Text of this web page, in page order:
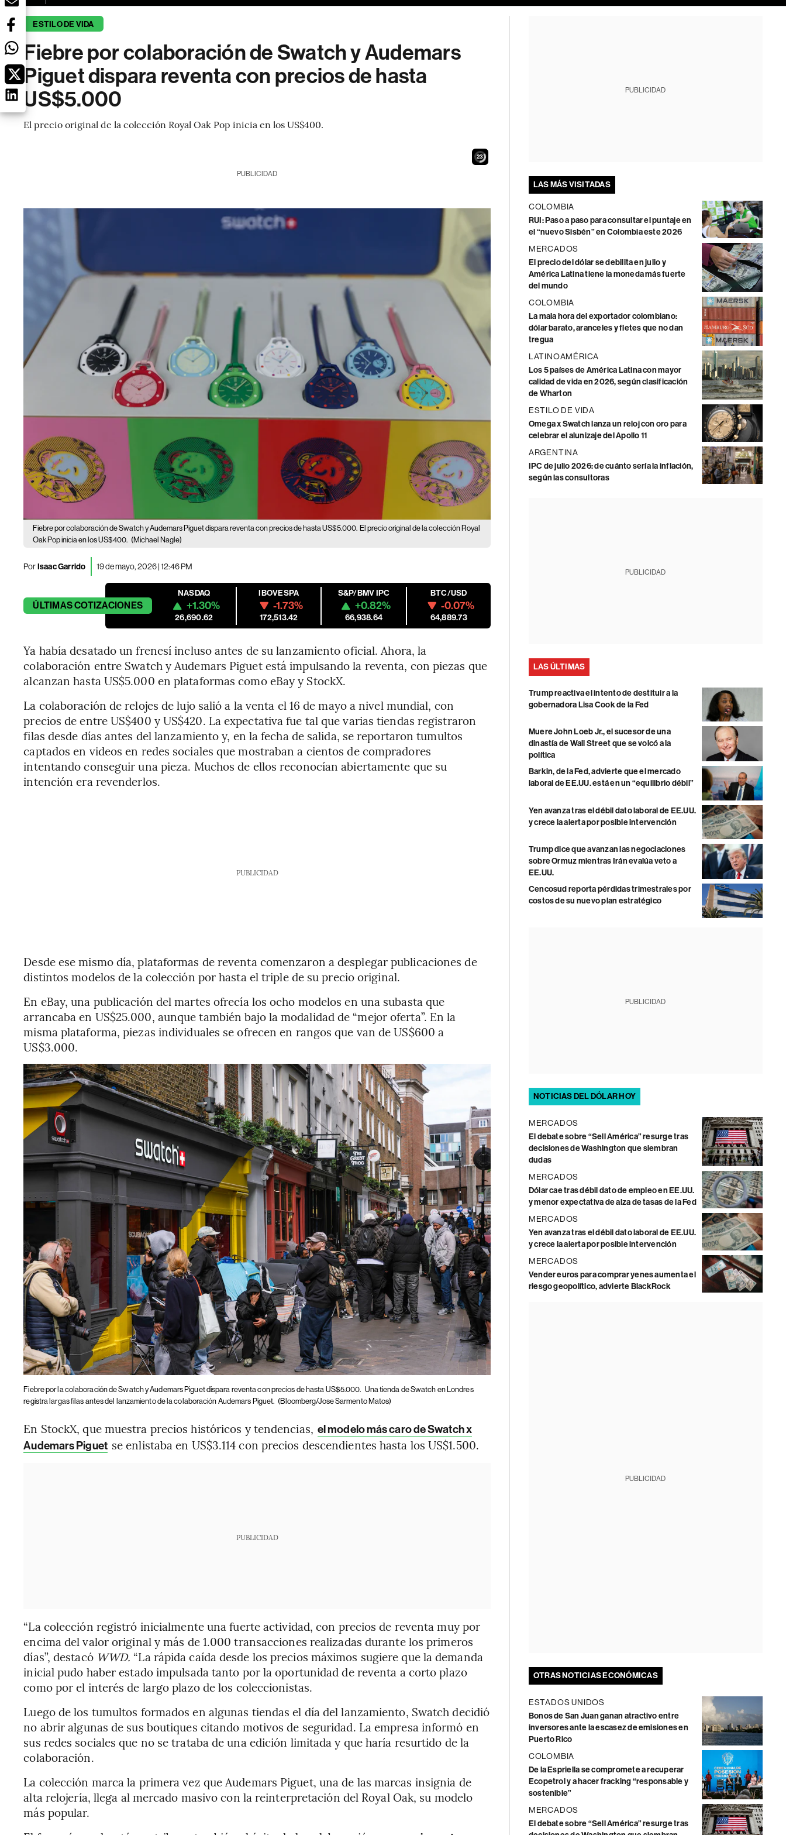
ESTILO DE VIDA
Fiebre por colaboración de Swatch y Audemars
Piguet dispara reventa con precios de hasta
US$5.000
El precio original de la colección Royal Oak Pop inicia en los US$400.
21
PUBLICIDAD
Fiebre por colaboración de Swatch y Audemars Piguet dispara reventa con precios de hasta US$5.000. El precio original de la colección Royal
Oak Pop inicia en los US$400. (Michael Nagle)
PorIsaac Garrido 19 de mayo, 2026 | 12:46 PM
ÚLTIMASCOTIZACIONES
NASDAQ
+1.30%
26,690.62
IBOVESPA
-1.73%
172,513.42
S&P/BMV IPC
+0.82%
66,938.64
BTC/USD
-0.07%
64,889.73
Ya había desatado un frenesí incluso antes de su lanzamiento oficial. Ahora, la
colaboración entre Swatch y Audemars Piguet está impulsando la reventa, con piezas que
alcanzan hasta US$5.000 en plataformas como eBay y StockX.
La colaboración de relojes de lujo salió a la venta el 16 de mayo a nivel mundial, con
precios de entre US$400 y US$420. La expectativa fue tal que varias tiendas registraron
filas desde días antes del lanzamiento y, en la fecha de salida, se reportaron tumultos
captados en videos en redes sociales que mostraban a cientos de compradores
intentando conseguir una pieza. Muchos de ellos reconocían abiertamente que su
intención era revenderlos.
PUBLICIDAD
Desde ese mismo día, plataformas de reventa comenzaron a desplegar publicaciones de
distintos modelos de la colección por hasta el triple de su precio original.
En eBay, una publicación del martes ofrecía los ocho modelos en una subasta que
arrancaba en US$25.000, aunque también bajo la modalidad de “mejor oferta”. En la
misma plataforma, piezas individuales se ofrecen en rangos que van de US$600 a
US$3.000.
Fiebre por la colaboración de Swatch y Audemars Piguet dispara reventa con precios de hasta US$5.000. Una tienda de Swatch en Londres
registra largas filas antes del lanzamiento de la colaboración Audemars Piguet. (Bloomberg/Jose Sarmento Matos)
En StockX, que muestra precios históricos y tendencias, el modelo más caro de Swatch x
Audemars Piguet se enlistaba en US$3.114 con precios descendientes hasta los US$1.500.
PUBLICIDAD
“La colección registró inicialmente una fuerte actividad, con precios de reventa muy por
encima del valor original y más de 1.000 transacciones realizadas durante los primeros
días”, destacó WWD. “La rápida caída desde los precios máximos sugiere que la demanda
inicial pudo haber estado impulsada tanto por la oportunidad de reventa a corto plazo
como por el interés de largo plazo de los coleccionistas.
Luego de los tumultos formados en algunas tiendas el día del lanzamiento, Swatch decidió
no abrir algunas de sus boutiques citando motivos de seguridad. La empresa informó en
sus redes sociales que no se trataba de una edición limitada y que haría resurtido de la
colaboración.
La colección marca la primera vez que Audemars Piguet, una de las marcas insignia de
alta relojería, llega al mercado masivo con la reinterpretación del Royal Oak, su modelo
más popular.
PUBLICIDAD
LAS MÁS VISITADAS
COLOMBIA
RUI: Paso a paso para consultar el puntaje en
el “nuevo Sisbén” en Colombia este 2026
MERCADOS
El precio del dólar se debilita en julio y
América Latina tiene la moneda más fuerte
del mundo
COLOMBIA
La mala hora del exportador colombiano:
dólar barato, aranceles y fletes que no dan
tregua
LATINOAMÉRICA
Los 5 países de América Latina con mayor
calidad de vida en 2026, según clasificación
de Wharton
ESTILO DE VIDA
Omega x Swatch lanza un reloj con oro para
celebrar el alunizaje del Apollo 11
ARGENTINA
IPC de julio 2026: de cuánto sería la inflación,
según las consultoras
PUBLICIDAD
LAS ÚLTIMAS
Trump reactiva el intento de destituir a la
gobernadora Lisa Cook de la Fed
Muere John Loeb Jr., el sucesor de una
dinastía de Wall Street que se volcó a la
política
Barkin, de la Fed, advierte que el mercado
laboral de EE.UU. está en un “equilibrio débil”
Yen avanza tras el débil dato laboral de EE.UU.
y crece la alerta por posible intervención
Trump dice que avanzan las negociaciones
sobre Ormuz mientras Irán evalúa veto a
EE.UU.
Cencosud reporta pérdidas trimestrales por
costos de su nuevo plan estratégico
PUBLICIDAD
NOTICIAS DEL DÓLAR HOY
MERCADOS
El debate sobre “Sell América” resurge tras
decisiones de Washington que siembran
dudas
MERCADOS
Dólar cae tras débil dato de empleo en EE.UU.
y menor expectativa de alza de tasas de la Fed
MERCADOS
Yen avanza tras el débil dato laboral de EE.UU.
y crece la alerta por posible intervención
MERCADOS
Vender euros para comprar yenes aumenta el
riesgo geopolítico, advierte BlackRock
PUBLICIDAD
OTRAS NOTICIAS ECONÓMICAS
ESTADOS UNIDOS
Bonos de San Juan ganan atractivo entre
inversores ante la escasez de emisiones en
Puerto Rico
COLOMBIA
De la Espriella se compromete a recuperar
Ecopetrol y a hacer fracking “responsable y
sostenible”
MERCADOS
El debate sobre “Sell América” resurge tras